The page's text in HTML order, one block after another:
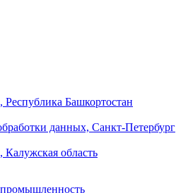
Башкортостан
данных, Санкт-Петербург
область